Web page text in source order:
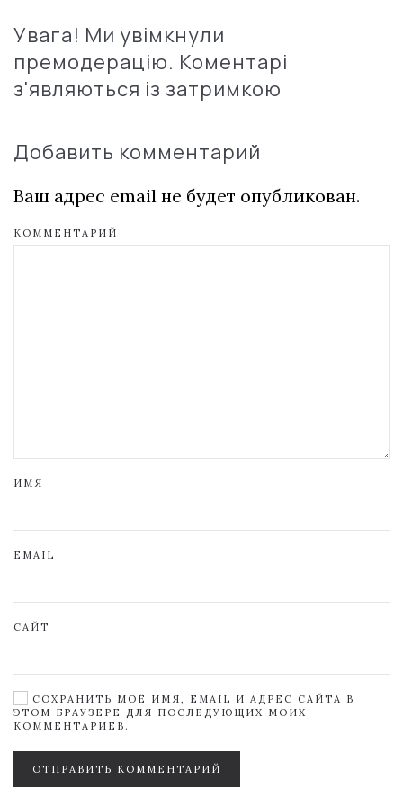
Увага! Ми увімкнули
премодерацію. Коментарі
з'являються із затримкою
Добавить комментарий
Ваш адрес email не будет опубликован.
КОММЕНТАРИЙ
ИМЯ
EMAIL
САЙТ
СОХРАНИТЬ МОЁ ИМЯ, EMAIL И АДРЕС САЙТА В
ЭТОМ БРАУЗЕРЕ ДЛЯ ПОСЛЕДУЮЩИХ МОИХ
КОММЕНТАРИЕВ.
ОТПРАВИТЬ КОММЕНТАРИЙ